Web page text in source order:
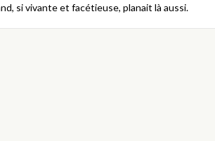
si vivante et facétieuse, planait là aussi.